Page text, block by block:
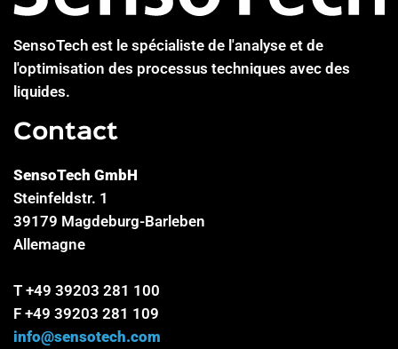
SensoTech est le spécialiste de l'analyse et de
l'optimisation des processus techniques avec des
liquides.
Contact
SensoTech GmbH
Steinfeldstr. 1
39179 Magdeburg-Barleben
Allemagne
T +49 39203 281 100
F +49 39203 281 109
info@sensotech.com